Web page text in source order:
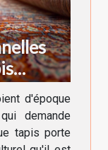
d'époque
demande
tapis porte